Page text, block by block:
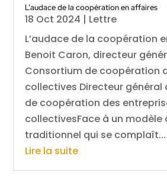
L’audace de la coopération en affaires
18 Oct 2024 | Lettre
L’audace de la coopération
Benoit Caron, directeur
Consortium de coopération
collectives Directeur général
de coopération des
collectivesFace à un modèle
traditionnel qui se complaît...
Lire la suite